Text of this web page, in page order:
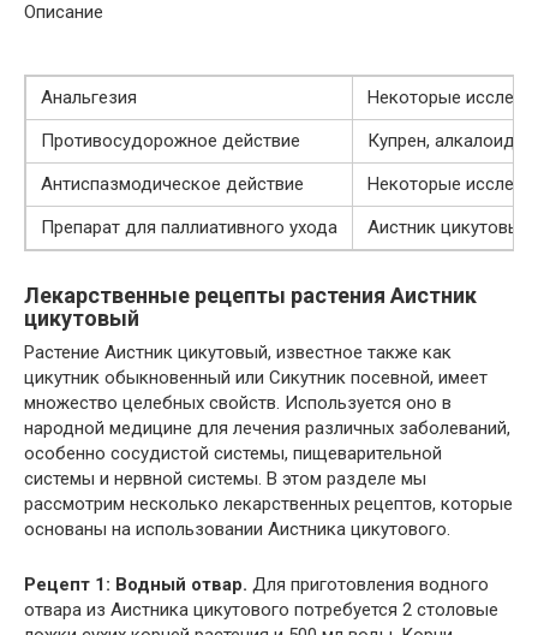
Описание
Анальгезия
Некоторые
Противосудорожное действие
Купрен, алкалоид
Антиспазмодическое действие
Некоторые
Препарат для паллиативного ухода
Аистник
Лекарственные рецепты растения Аистник
цикутовый
Растение Аистник цикутовый, известное также как
цикутник обыкновенный или Сикутник посевной, имеет
множество целебных свойств. Используется оно в
народной медицине для лечения различных заболеваний,
особенно сосудистой системы, пищеварительной
системы и нервной системы. В этом разделе мы
рассмотрим несколько лекарственных рецептов, которые
основаны на использовании Аистника цикутового.
Рецепт 1: Водный отвар. Для приготовления водного
отвара из Аистника цикутового потребуется 2 столовые